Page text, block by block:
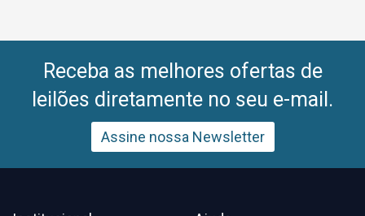
Receba as melhores ofertas de
leilões diretamente no seu e-mail.
Assine nossa Newsletter